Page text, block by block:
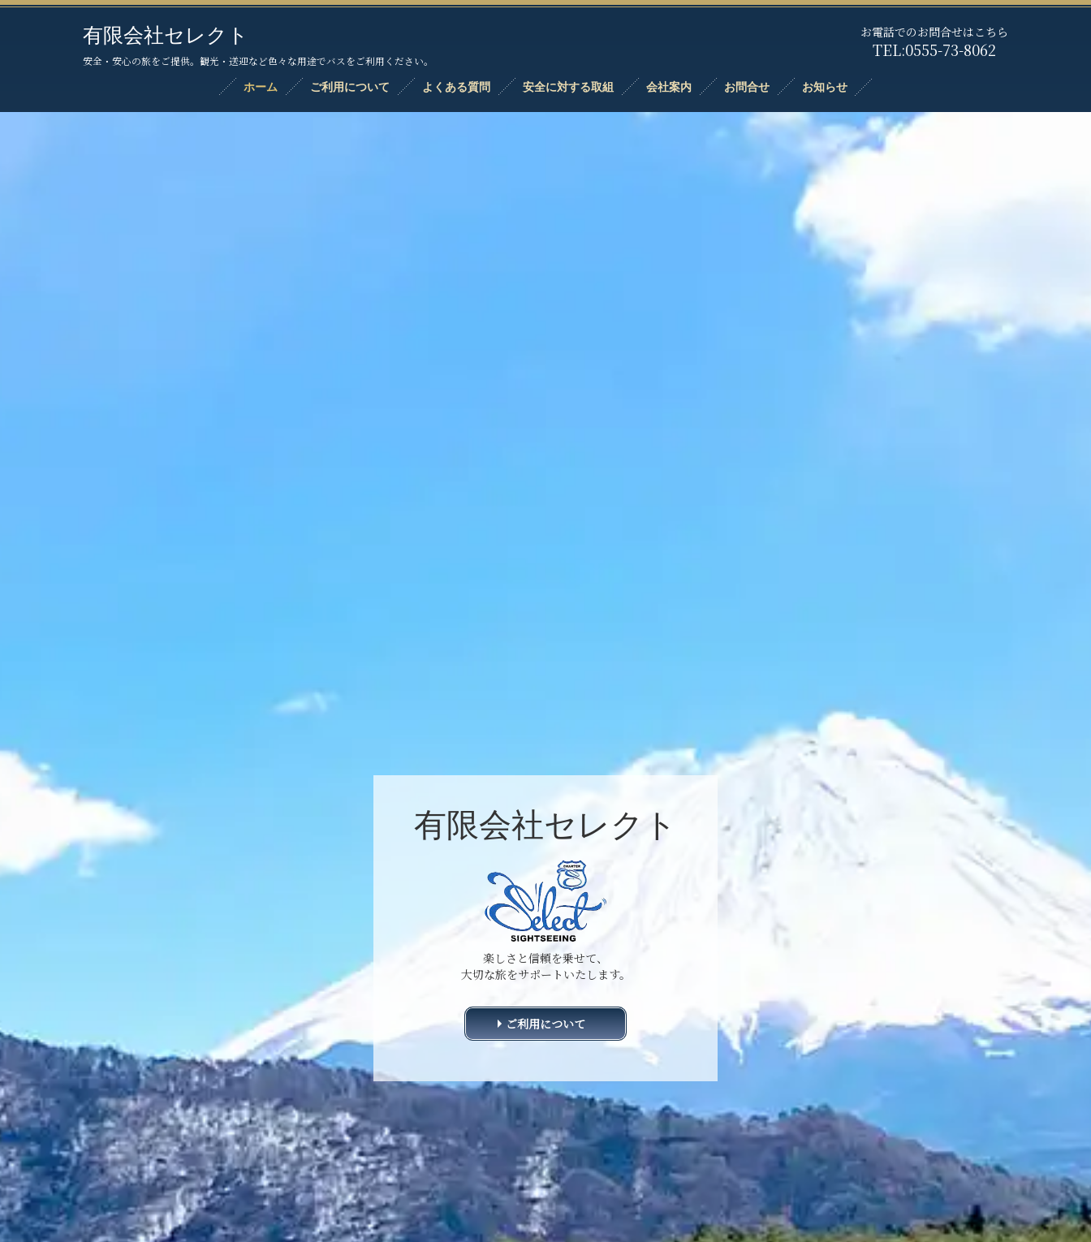
有限会社セレクト
安全・安心の旅をご提供。観光・送迎など色々な用途でバスをご利用ください。
お電話でのお問合せはこちら
TEL:0555-73-8062
ホーム ご利用について よくある質問 安全に対する取組 会社案内 お問合せ お知らせ
有限会社セレクト
楽しさと信頼を乗せて、
大切な旅をサポートいたします。
ご利用について